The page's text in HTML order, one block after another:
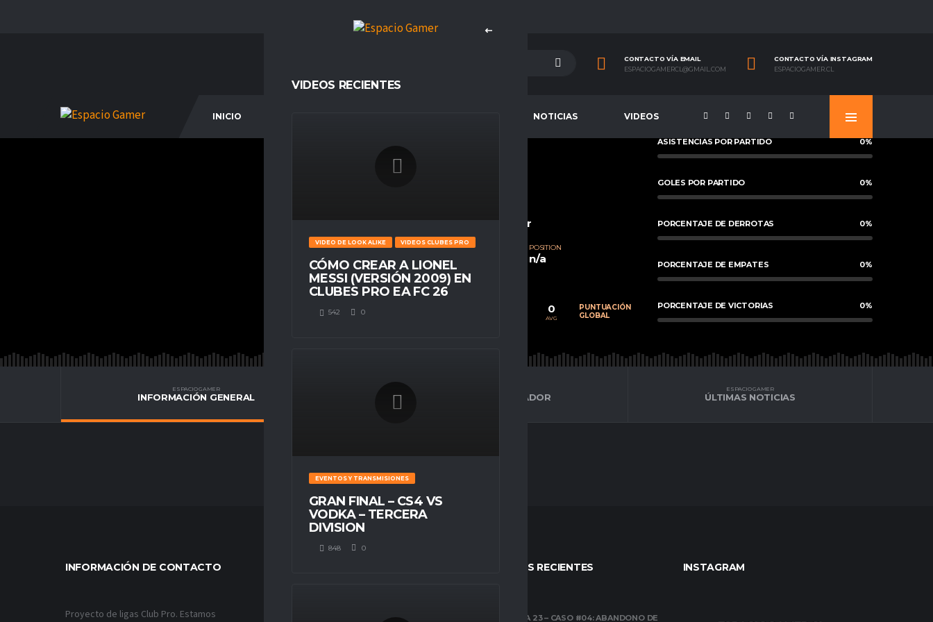
CONTACTO VÍA EMAIL
ESPACIOGAMERCL@GMAIL.COM
CONTACTO VÍA INSTAGRAM
ESPACIOGAMER.CL
INICIO NOTICIAS VIDEOS
VIDEOS RECIENTES
VIDEO DE LOOK ALIKE VIDEOS CLUBES PRO
CÓMO CREAR A LIONEL
MESSI (VERSIÓN 2009) EN
CLUBES PRO EA FC 26
542 0
EVENTOS Y TRANSMISIONES
GRAN FINAL – CS4 VS
VODKA – TERCERA
DIVISION
848 0
11 DESPAVILA
Espacio Gamer
SEASONS
Temporada 23
NATIONALITY POSITION
n/a
0 0
AVG
PUNTUACIÓN
GLOBAL
ASISTENCIAS POR PARTIDO 0%
GOLES POR PARTIDO 0%
PORCENTAJE DE DERROTAS 0%
PORCENTAJE DE EMPATES 0%
PORCENTAJE DE VICTORIAS 0%
ESPACIO GAMER
INFORMACIÓN GENERAL ESTADÍSTICAS DEL JUGADOR
ESPACIO GAMER
ÚLTIMAS NOTICIAS
INFORMACIÓN DE CONTACTO
Proyecto de ligas Club Pro. Estamos
ENTRADAS RECIENTES
TEMPORADA 23 – CASO #04: ABANDONO DE
INSTAGRAM